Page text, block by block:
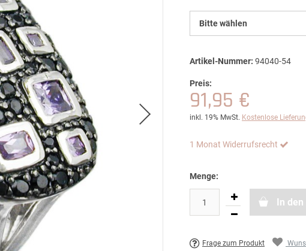
Bitte wählen
Artikel-Nummer: 94040-54
Preis:
91,95 €
inkl. 19% MwSt. Kostenlose
1 Monat Widerrufsrecht
Menge:
In
Frage zum Produkt